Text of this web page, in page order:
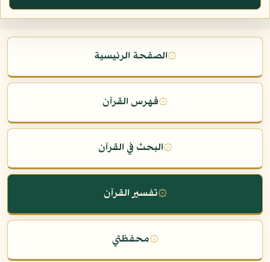
۞الصفحة الرئيسية
۞فهرس القرآن
۞البحث في القرآن
۞تفسير القرآن
۞محفظتي